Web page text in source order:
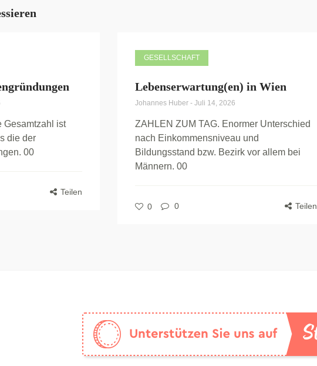
Gesamtzahl ist
die der
00
Teilen
GESELLSCHAFT
Lebenserwartung(en) in Wien
Johannes Huber - Juli 14, 2026
ZAHLEN ZUM TAG. Enormer Unterschied
nach Einkommensniveau und
Bildungsstand bzw. Bezirk vor allem bei
Männern. 00
0 0 Teilen